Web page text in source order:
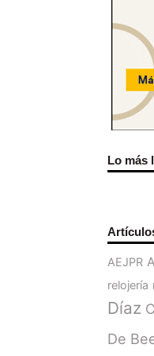
Lo más
AEJPR
relojería
Díaz
De